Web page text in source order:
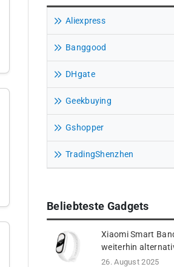
Aliexpress
Banggood
DHgate
Geekbuying
Gshopper
TradingShenzhen
Beliebteste Gadgets
Xiaomi Smart
weiterhin
26. August 2025